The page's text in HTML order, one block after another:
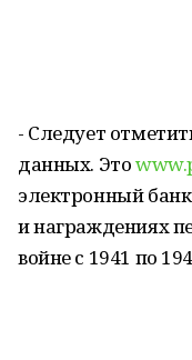
- Следует
данных. Это
электронный
и награждениях
войне с 1941 по